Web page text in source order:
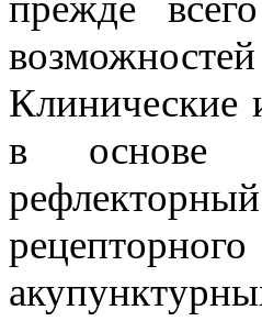
Клинические
в основе